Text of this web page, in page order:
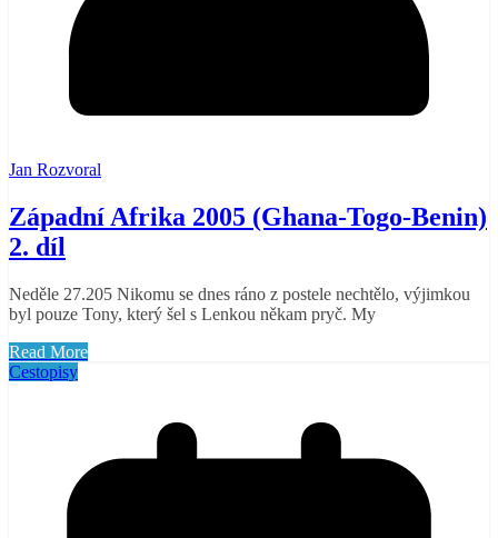
Jan Rozvoral
Západní Afrika 2005 (Ghana-Togo-Benin)
2. díl
Neděle 27.205 Nikomu se dnes ráno z postele nechtělo, výjimkou
byl pouze Tony, který šel s Lenkou někam pryč. My
Read More
Cestopisy